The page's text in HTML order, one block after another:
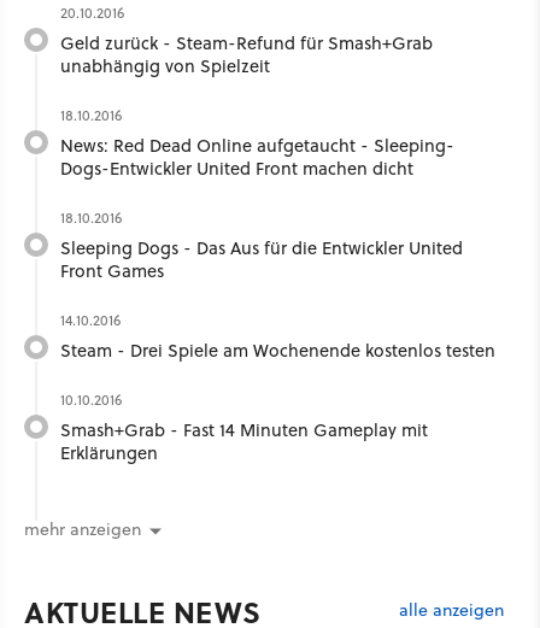
20.10.2016
Geld zurück - Steam-Refund für Smash+Grab
unabhängig von Spielzeit
18.10.2016
News: Red Dead Online aufgetaucht - Sleeping-
Dogs-Entwickler United Front machen dicht
18.10.2016
Sleeping Dogs - Das Aus für die Entwickler United
Front Games
14.10.2016
Steam - Drei Spiele am Wochenende kostenlos testen
10.10.2016
Smash+Grab - Fast 14 Minuten Gameplay mit
Erklärungen
mehr anzeigen
AKTUELLE NEWS alle anzeigen